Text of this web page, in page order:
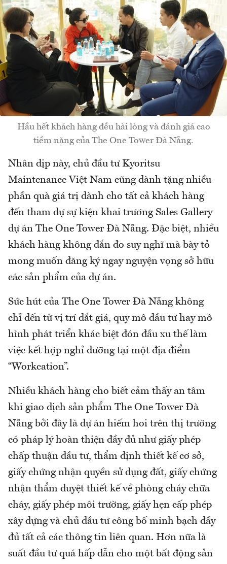
Hầu hết khách hàng đều hài lòng và đánh giá cao
tiềm năng của The One Tower Đà Nẵng.
Nhân dịp này, chủ đầu tư Kyoritsu
Maintenance Việt Nam cũng dành tặng nhiều
phần quà giá trị dành cho tất cả khách hàng
đến tham dự sự kiện khai trương Sales Gallery
dự án The One Tower Đà Nẵng. Đặc biệt, nhiều
khách hàng không đắn đo suy nghĩ mà bày tỏ
mong muốn đăng ký ngay nguyện vọng sở hữu
các sản phẩm của dự án.
Sức hút của The One Tower Đà Nẵng không
chỉ đến từ vị trí đắt giá, quy mô đầu tư hay mô
hình phát triển khác biệt đón đầu xu thế làm
việc kết hợp nghỉ dưỡng tại một địa điểm
“Workcation”.
Nhiều khách hàng cho biết cảm thấy an tâm
khi giao dịch sản phẩm The One Tower Đà
Nẵng bởi đây là dự án hiếm hoi trên thị trường
có pháp lý hoàn thiện đầy đủ như giấy phép
chấp thuận đầu tư, thẩm định thiết kế cơ sở,
giấy chứng nhận quyền sử dụng đất, giấy chứng
nhận thẩm duyệt thiết kế về phòng cháy chữa
cháy, giấy phép môi trường, giấy hẹn cấp phép
xây dựng và chủ đầu tư công bố minh bạch đầy
đủ tất cả các thông tin liên quan. Hơn nữa là
suất đầu tư quá hấp dẫn cho một bất động sản